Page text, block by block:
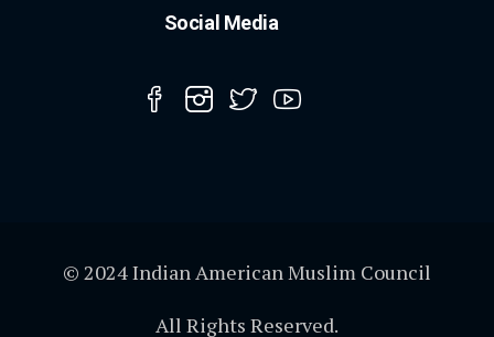
Social Media
© 2024 Indian American Muslim Council
All Rights Reserved.